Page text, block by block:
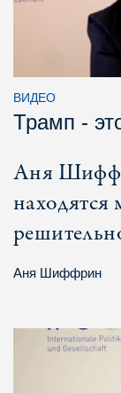
ВИДЕО
Трамп -
Аня
находятся
Аня Шиффрин